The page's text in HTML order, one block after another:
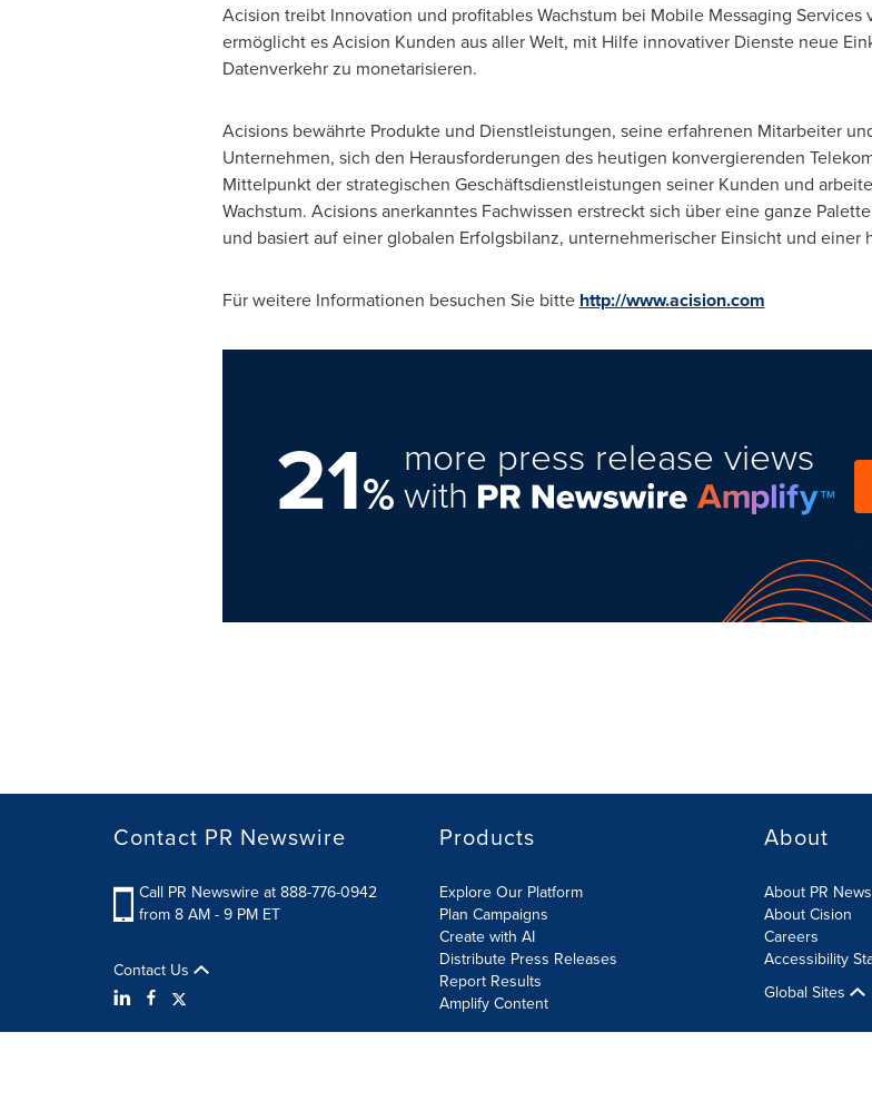
Acision treibt Innovation und profitables Wachstum bei Mobile Messaging Services
ermöglicht es Acision Kunden aus aller Welt, mit Hilfe innovativer Dienste neue
Datenverkehr zu monetarisieren.
Acisions bewährte Produkte und Dienstleistungen, seine erfahrenen Mitarbeiter
Unternehmen, sich den Herausforderungen des heutigen konvergierenden
Mittelpunkt der strategischen Geschäftsdienstleistungen seiner Kunden und
Wachstum. Acisions anerkanntes Fachwissen erstreckt sich über eine ganze
und basiert auf einer globalen Erfolgsbilanz, unternehmerischer Einsicht und einer
Für weitere Informationen besuchen Sie bitte http://www.acision.com
21%
more press release views
with
Contact PR Newswire
Call PR Newswire at 888-776-0942
from 8 AM - 9 PM ET
Contact Us
Products
Explore Our Platform
Plan Campaigns
Create with AI
Distribute Press Releases
Report Results
Amplify Content
About
About PR
About Cision
Careers
Accessibility
Global Sites